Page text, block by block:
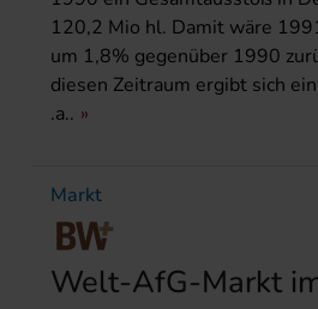
120,2 Mio hl. Damit wäre
um 1,8% gegenüber 1990
diesen Zeitraum ergibt sich
.a..
Markt
Welt-AfG-Markt